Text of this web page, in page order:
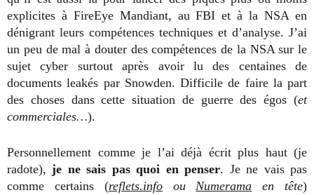
explicites à FireEye Mandiant, au FBI et à la NSA en
dénigrant leurs compétences techniques et d’analyse. J’ai
un peu de mal à douter des compétences de la NSA sur le
sujet cyber surtout après avoir lu des centaines de
documents leakés par Snowden. Difficile de faire la part
des choses dans cette situation de guerre des égos (et
commerciales…).
Personnellement comme je l’ai déjà écrit plus haut (je
radote),je ne sais pas quoi en penser. Je ne vais pas
comme certains (reflets.infoouNumerama en tête)